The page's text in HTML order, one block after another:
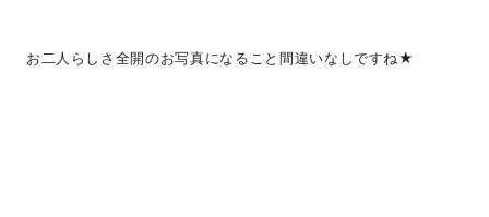
お二人らしさ全開のお写真になること間違いなしですね★